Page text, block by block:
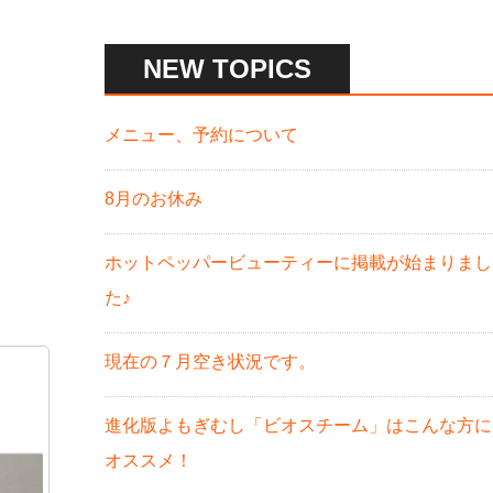
NEW TOPICS
メニュー、予約について
8月のお休み
ホットペッパービューティーに掲載が始まりまし
た♪
現在の７月空き状況です。
進化版よもぎむし「ビオスチーム」はこんな方に
オススメ！